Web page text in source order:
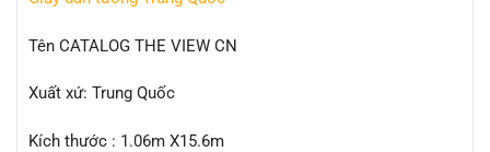
Tên CATALOG THE VIEW CN
Xuất xứ: Trung Quốc
Kích thước : 1.06m X15.6m